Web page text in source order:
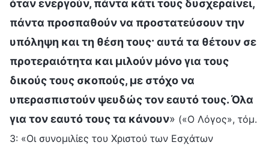
όταν ενεργούν, πάντα κάτι τους δυσχεραίνει,
πάντα προσπαθούν να προστατεύσουν την
υπόληψη και τη θέση τους· αυτά τα θέτουν σε
προτεραιότητα και μιλούν μόνο για τους
δικούς τους σκοπούς, με στόχο να
υπερασπιστούν ψευδώς τον εαυτό τους. Όλα
για τον εαυτό τους τα κάνουν» («Ο Λόγος», τόμ.
3: «Οι συνομιλίες του Χριστού των Εσχάτων